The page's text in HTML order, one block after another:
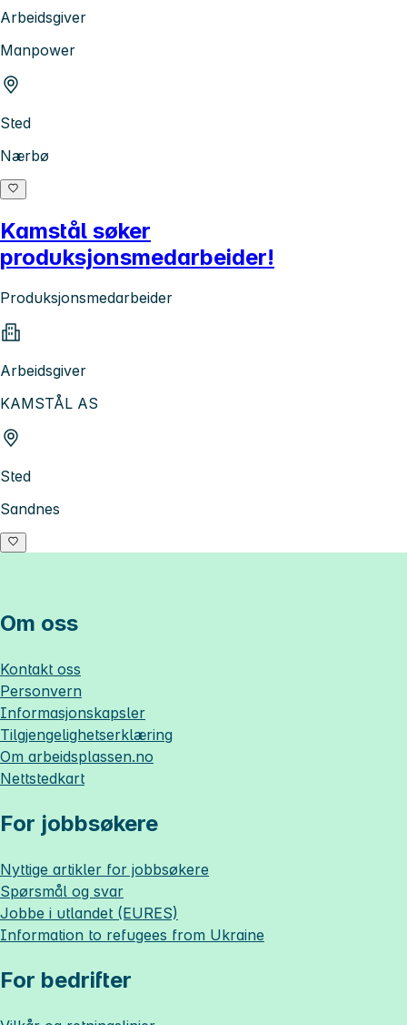
Arbeidsgiver
Manpower
Sted
Nærbø
Kamstål søker
produksjonsmedarbeider!
Produksjonsmedarbeider
Arbeidsgiver
KAMSTÅL AS
Sted
Sandnes
Om oss
Kontakt oss
Personvern
Informasjonskapsler
Tilgjengelighetserklæring
Om arbeidsplassen.no
Nettstedkart
For jobbsøkere
Nyttige artikler for jobbsøkere
Spørsmål og svar
Jobbe i utlandet (EURES)
Information to refugees from Ukraine
For bedrifter